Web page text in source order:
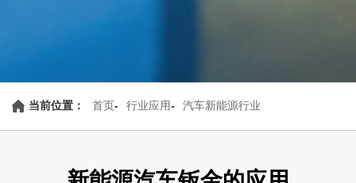
当前位置： 首页- 行业应用- 汽车新能源行业